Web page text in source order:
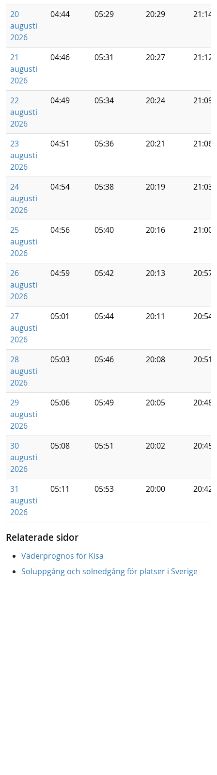
20
augusti
2026
04:44 05:29 20:29 21:14
21
augusti
2026
04:46 05:31 20:27 21:12
22
augusti
2026
04:49 05:34 20:24 21:09
23
augusti
2026
04:51 05:36 20:21 21:06
24
augusti
2026
04:54 05:38 20:19 21:03
25
augusti
2026
04:56 05:40 20:16 21:00
26
augusti
2026
04:59 05:42 20:13 20:57
27
augusti
2026
05:01 05:44 20:11 20:54
28
augusti
2026
05:03 05:46 20:08 20:51
29
augusti
2026
05:06 05:49 20:05 20:48
30
augusti
2026
05:08 05:51 20:02 20:45
31
augusti
2026
05:11 05:53 20:00 20:42
Relaterade sidor
Väderprognos för Kisa
Soluppgång och solnedgång för platser i Sverige